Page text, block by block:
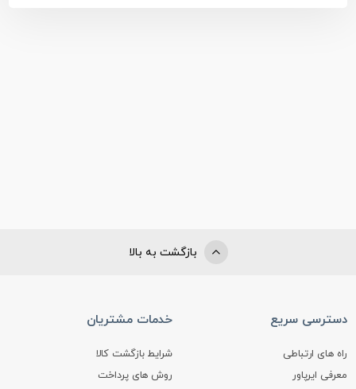
بازگشت به بالا
دسترسی سریع
راه های ارتباطی
معرفی ایرپاور
خدمات مشتریان
شرایط بازگشت کالا
روش های پرداخت